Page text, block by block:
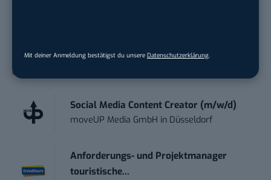
Mit deiner Anmeldung bestätigst du unsere Datenschutzerklärung
Social Media Content Creator (m/w/d)
moveUP Media GmbH in Düsseldorf
Anforderungs- und Projektmanager
touristische...